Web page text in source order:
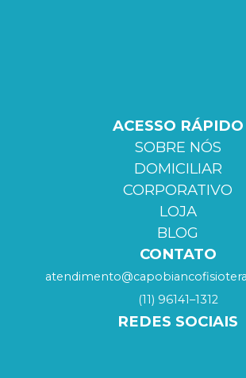
ACESSO RÁPIDO
SOBRE NÓS
DOMICILIAR
CORPORATIVO
LOJA
BLOG
CONTATO
(11) 96141–1312
REDES SOCIAIS